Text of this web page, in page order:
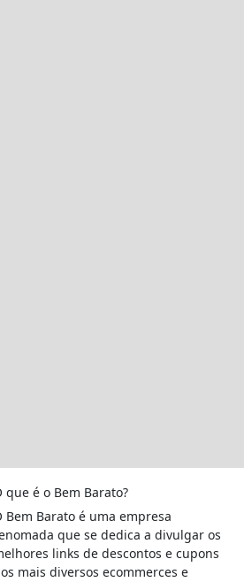
que é o Bem Barato?
Bem Barato é uma empresa
que se dedica a divulgar os
links de descontos e cupons
mais diversos ecommerces e